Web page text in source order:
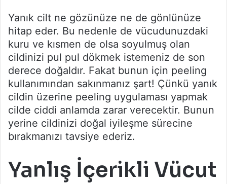
Yanık cilt ne gözünüze ne de gönlünüze
hitap eder. Bu nedenle de vücudunuzdaki
kuru ve kısmen de olsa soyulmuş olan
cildinizi pul pul dökmek istemeniz de son
derece doğaldır. Fakat bunun için peeling
kullanımından sakınmanız şart! Çünkü yanık
cildin üzerine peeling uygulaması yapmak
cilde ciddi anlamda zarar verecektir. Bunun
yerine cildinizi doğal iyileşme sürecine
bırakmanızı tavsiye ederiz.
Yanlış İçerikli Vücut